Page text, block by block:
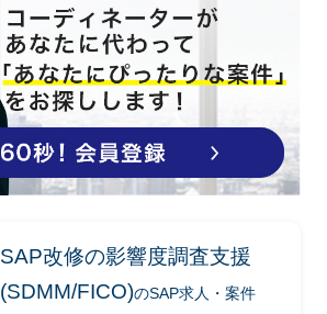
SAP改修の影響度調査支援
(SDMM/FICO)のSAP求人・案件